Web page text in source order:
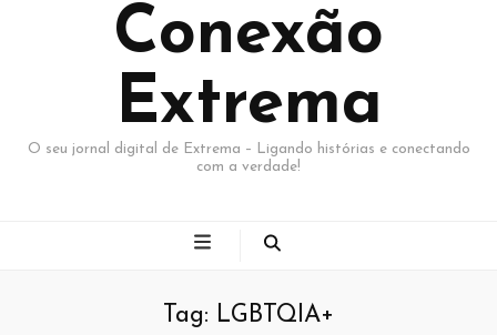
Conexão
Extrema
O seu jornal digital de Extrema – Ligando histórias e conectando
com a verdade!
Tag: LGBTQIA+